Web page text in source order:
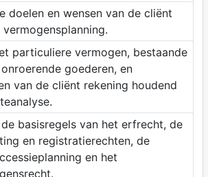
doelen en wensen van de cliënt
particuliere vermogen, bestaande
goederen, en
van de cliënt rekening houdend
basisregels van het erfrecht, de
en registratierechten, de
en het